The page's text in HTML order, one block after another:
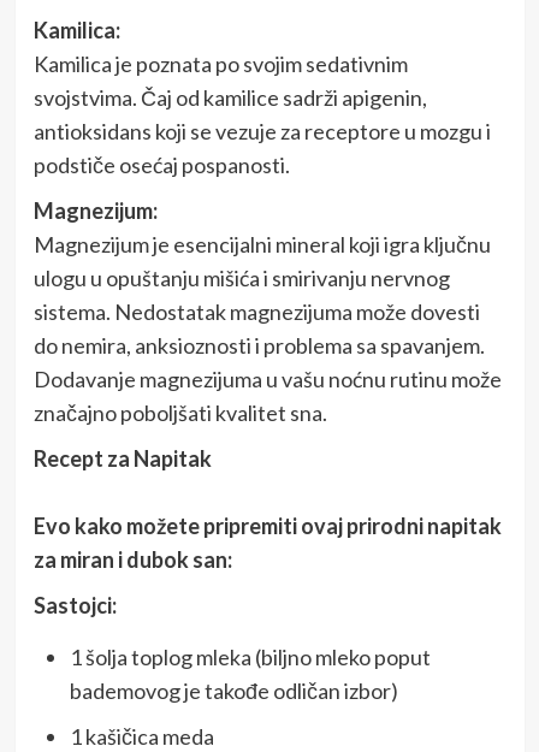
Kamilica:
Kamilica je poznata po svojim sedativnim
svojstvima. Čaj od kamilice sadrži apigenin,
antioksidans koji se vezuje za receptore u mozgu i
podstiče osećaj pospanosti.
Magnezijum:
Magnezijum je esencijalni mineral koji igra ključnu
ulogu u opuštanju mišića i smirivanju nervnog
sistema. Nedostatak magnezijuma može dovesti
do nemira, anksioznosti i problema sa spavanjem.
Dodavanje magnezijuma u vašu noćnu rutinu može
značajno poboljšati kvalitet sna.
Recept za Napitak
Evo kako možete pripremiti ovaj prirodni napitak
za miran i dubok san:
Sastojci:
1 šolja toplog mleka (biljno mleko poput
bademovog je takođe odličan izbor)
1 kašičica meda